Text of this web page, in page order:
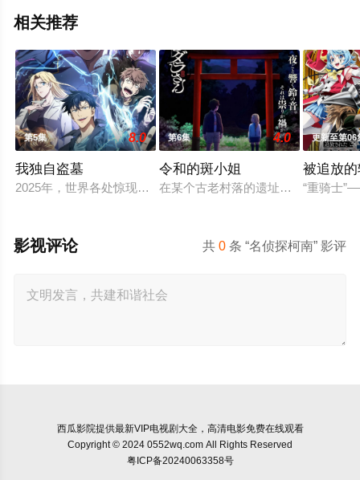
相关推荐
第5集 8.0
我独自盗墓
2025年，世界各处惊现古墓，获得墓中“宝物”之人便能获得先人
第6集 4.0
令和的斑小姐
在某个古老村落的遗址深处，那一片
更新至第06
被追放
“重骑士
共0 条 “名侦探柯南” 影评
影视评论
西瓜影院提供最新VIP电视剧大全，高清电影免费在线观看
Copyright © 2024 0552wq.com All Rights Reserved
粤ICP备20240063358号